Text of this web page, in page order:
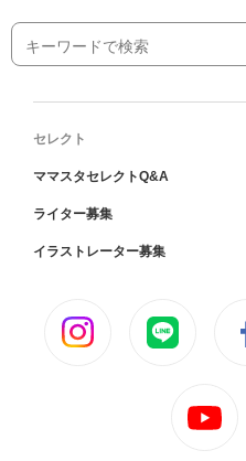
セレクト
ママスタセレクトQ&A
ライター募集
イラストレーター募集